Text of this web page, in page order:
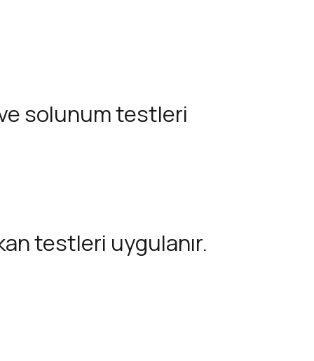
solunum testleri
testleri uygulanır.